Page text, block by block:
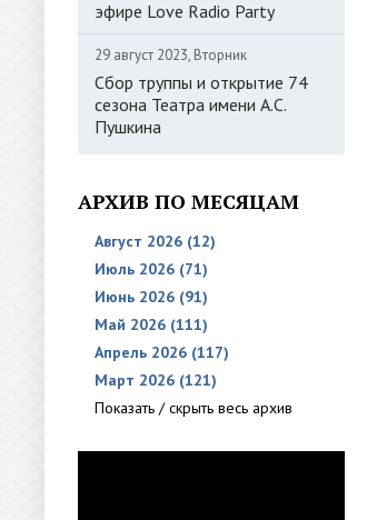
эфире Love Radio Party
29 август 2023, Вторник
Сбор труппы и открытие 74
сезона Театра имени А.С.
Пушкина
АРХИВ ПО МЕСЯЦАМ
Август 2026 (12)
Июль 2026 (71)
Июнь 2026 (91)
Май 2026 (111)
Апрель 2026 (117)
Март 2026 (121)
Показать / скрыть весь архив